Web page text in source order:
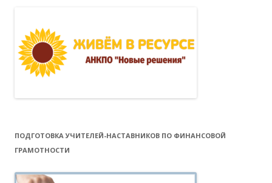
ПОДГОТОВКА УЧИТЕЛЕЙ-НАСТАВНИКОВ ПО ФИНАНСОВОЙ
ГРАМОТНОСТИ